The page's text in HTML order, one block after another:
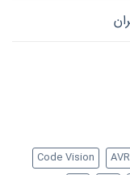
AVR
Code Vision